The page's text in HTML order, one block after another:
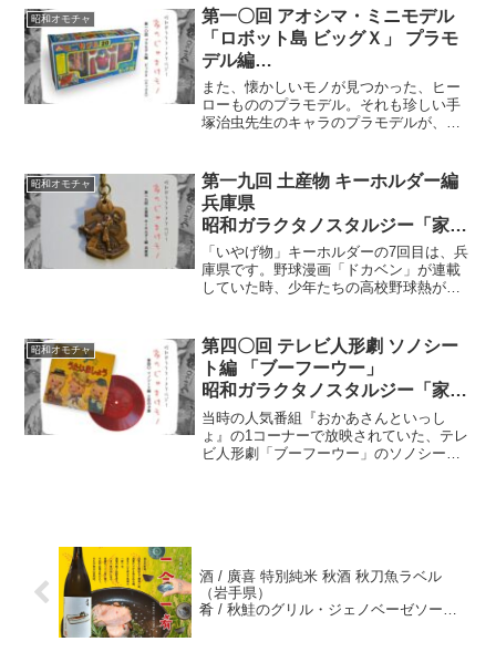
筆」から「シャープペンシル」、おもち
ゃも「超合金」へと移り変わっていっ
た・・・。
昭和オモチャ
第一〇回 アオシマ・ミニモデル
「ロボット島 ビッグＸ」 プラモ
デル編
昭和ガラクタノスタルジー「家の
じゃまけモノ」
また、懐かしいモノが見つかった、ヒー
ローもののプラモデル。それも珍しい手
塚治虫先生のキャラのプラモデルが、手
れて取り上げられたモノだろう。ちなみ
に、アニメの主題歌・作詞は、先日亡く
なられた谷川俊太郎さんです。
昭和オモチャ
第一九回 土産物 キーホルダー編
兵庫県
昭和ガラクタノスタルジー「家の
じゃまけモノ」
「いやげ物」キーホルダーの7回目は、兵
庫県です。野球漫画「ドカベン」が連載
していた時、少年たちの高校野球熱が高
ルダー」。誰かのお土産で正真正銘の
「いやげ物」の「国立公園・六甲山」
「ハチ北高原」のキーホルダー。
昭和オモチャ
第四〇回 テレビ人形劇 ソノシー
ト編 「ブーフーウー」
昭和ガラクタノスタルジー「家の
じゃまけモノ」
当時の人気番組『おかあさんといっし
ょ』の1コーナーで放映されていた、テレ
ビ人形劇「ブーフーウー」のソノシート
テレビ人形劇「ブーフーウー」のソノシ
ートを発見。声の出演は豪華で「長男の
ブー」に大山のぶ代さん、「次男のフ
酒 / 廣喜 特別純米 秋酒 秋刀魚ラベル
（岩手県）
肴 / 秋鮭のグリル・ジェノベーゼソース